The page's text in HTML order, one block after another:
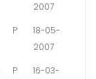
2007
P
18-05-
2007
P
16-03-